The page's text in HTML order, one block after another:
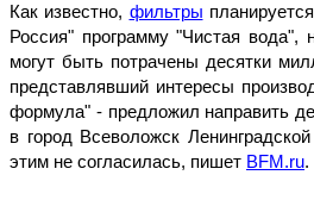
Как известно, фильтры
Россия" программу "Чистая
могут быть потрачены десятки
представлявший интересы
формула" - предложил направить
в город Всеволожск
этим не согласилась, пишет BFM.ru.